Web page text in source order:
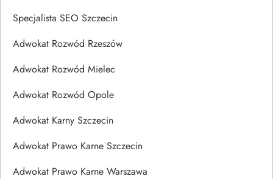
Specjalista SEO Szczecin
Adwokat Rozwód Rzeszów
Adwokat Rozwód Mielec
Adwokat Rozwód Opole
Adwokat Karny Szczecin
Adwokat Prawo Karne Szczecin
Adwokat Prawo Karne Warszawa